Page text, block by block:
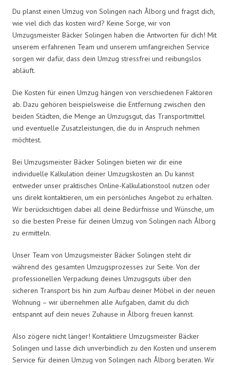
Du planst einen Umzug von Solingen nach Ålborg und fragst dich,
wie viel dich das kosten wird? Keine Sorge, wir von
Umzugsmeister Bäcker Solingen haben die Antworten für dich! Mit
unserem erfahrenen Team und unserem umfangreichen Service
sorgen wir dafür, dass dein Umzug stressfrei und reibungslos
abläuft.
Die Kosten für einen Umzug hängen von verschiedenen Faktoren
ab. Dazu gehören beispielsweise die Entfernung zwischen den
beiden Städten, die Menge an Umzugsgut, das Transportmittel
und eventuelle Zusatzleistungen, die du in Anspruch nehmen
möchtest.
Bei Umzugsmeister Bäcker Solingen bieten wir dir eine
individuelle Kalkulation deiner Umzugskosten an. Du kannst
entweder unser praktisches Online-Kalkulationstool nutzen oder
uns direkt kontaktieren, um ein persönliches Angebot zu erhalten.
Wir berücksichtigen dabei all deine Bedürfnisse und Wünsche, um
so die besten Preise für deinen Umzug von Solingen nach Ålborg
zu ermitteln.
Unser Team von Umzugsmeister Bäcker Solingen steht dir
während des gesamten Umzugsprozesses zur Seite. Von der
professionellen Verpackung deines Umzugsguts über den
sicheren Transport bis hin zum Aufbau deiner Möbel in der neuen
Wohnung – wir übernehmen alle Aufgaben, damit du dich
entspannt auf dein neues Zuhause in Ålborg freuen kannst.
Also zögere nicht länger! Kontaktiere Umzugsmeister Bäcker
Solingen und lasse dich unverbindlich zu den Kosten und unserem
Service für deinen Umzug von Solingen nach Ålborg beraten. Wir